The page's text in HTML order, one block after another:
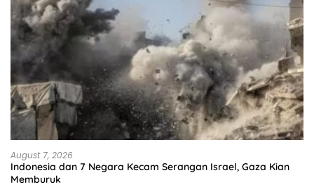
August 7, 2026
Indonesia dan 7 Negara Kecam Serangan Israel, Gaza Kian
Memburuk